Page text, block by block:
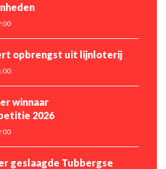
opbrengst uit lijnloterij
winnaar
2026
Tubbergse